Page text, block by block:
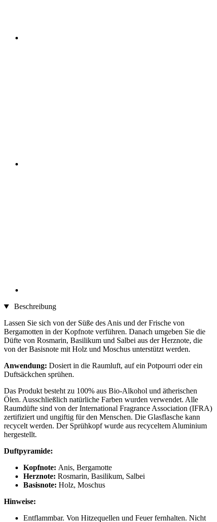
Beschreibung
Lassen Sie sich von der Süße des Anis und der Frische von
Bergamotten in der Kopfnote verführen. Danach umgeben Sie die
Düfte von Rosmarin, Basilikum und Salbei aus der Herznote, die
von der Basisnote mit Holz und Moschus unterstützt werden.
Anwendung: Dosiert in die Raumluft, auf ein Potpourri oder ein
Duftsäckchen sprühen.
Das Produkt besteht zu 100% aus Bio-Alkohol und ätherischen
Ölen. Ausschließlich natürliche Farben wurden verwendet. Alle
Raumdüfte sind von der International Fragrance Association (IFRA)
zertifiziert und ungiftig für den Menschen. Die Glasflasche kann
recycelt werden. Der Sprühkopf wurde aus recyceltem Aluminium
hergestellt.
Duftpyramide:
Kopfnote: Anis, Bergamotte
Herznote: Rosmarin, Basilikum, Salbei
Basisnote: Holz, Moschus
Hinweise:
Entflammbar. Von Hitzequellen und Feuer fernhalten. Nicht